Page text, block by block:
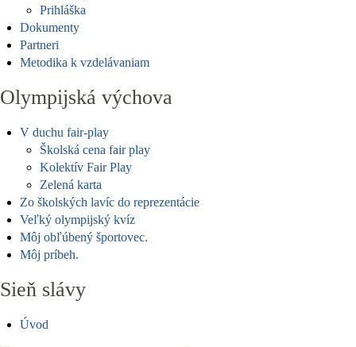
Prihláška
Dokumenty
Partneri
Metodika k vzdelávaniam
Olympijská výchova
V duchu fair-play
Školská cena fair play
Kolektív Fair Play
Zelená karta
Zo školských lavíc do reprezentácie
Veľký olympijský kvíz
Môj obľúbený športovec.
Môj príbeh.
Sieň slávy
Úvod